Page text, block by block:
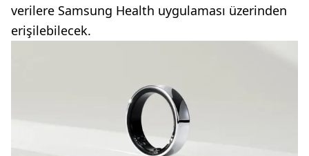
verilere Samsung Health uygulaması üzerinden
erişilebilecek.